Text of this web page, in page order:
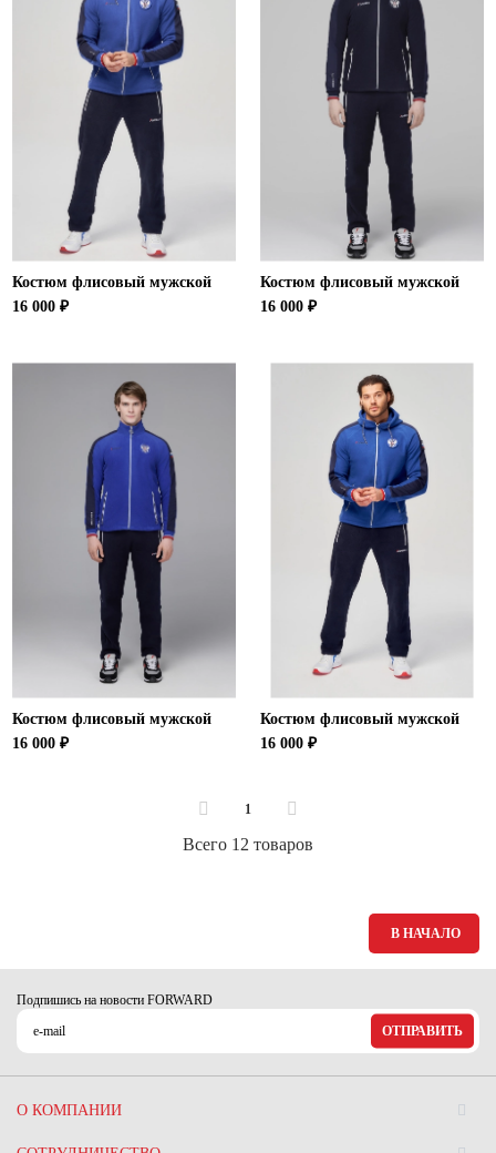
Костюм флисовый мужской
16 000 ₽
Костюм флисовый мужской
16 000 ₽
Костюм флисовый мужской
16 000 ₽
Костюм флисовый мужской
16 000 ₽
1
Всего 12 товаров
В НАЧАЛО
Подпишись на новости FORWARD
ОТПРАВИТЬ
О КОМПАНИИ